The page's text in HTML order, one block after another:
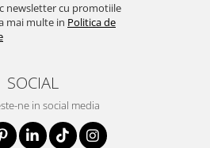
newsletter cu promotiile
mai multe in Politica de
SOCIAL
ne in social media